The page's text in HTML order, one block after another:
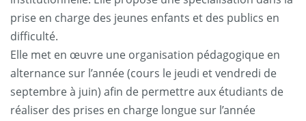
prise en charge des jeunes enfants et des publics en
difficulté.
Elle met en œuvre une organisation pédagogique en
alternance sur l’année (cours le jeudi et vendredi de
septembre à juin) afin de permettre aux étudiants de
réaliser des prises en charge longue sur l’année